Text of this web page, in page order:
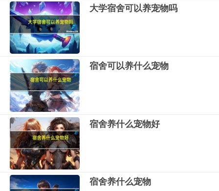
大学宿舍可以养宠物吗
宿舍可以养什么宠物
宿舍养什么宠物好
宿舍养什么宠物